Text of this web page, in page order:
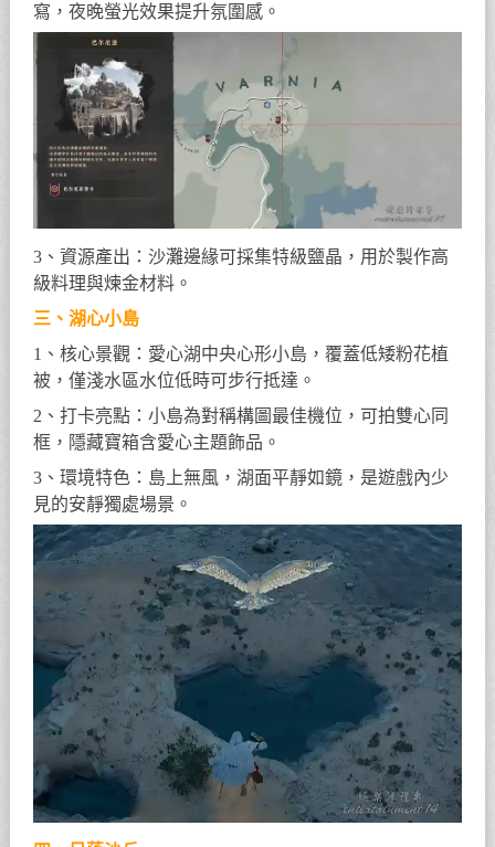
寫，夜晚螢光效果提升氛圍感。
3、資源產出：沙灘邊緣可採集特級鹽晶，用於製作高
級料理與煉金材料。
三、湖心小島
1、核心景觀：愛心湖中央心形小島，覆蓋低矮粉花植
被，僅淺水區水位低時可步行抵達。
2、打卡亮點：小島為對稱構圖最佳機位，可拍雙心同
框，隱藏寶箱含愛心主題飾品。
3、環境特色：島上無風，湖面平靜如鏡，是遊戲內少
見的安靜獨處場景。